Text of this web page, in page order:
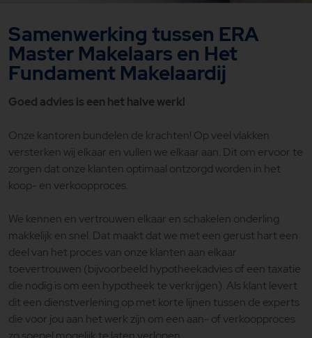
Samenwerking tussen ERA
Master Makelaars en Het
Fundament Makelaardij
Goed advies is een het halve werk!
Onze kantoren bundelen de krachten! Op veel vlakken
versterken wij elkaar en vullen we elkaar aan. Dit om ervoor te
zorgen dat onze klanten optimaal ontzorgd worden in het
koop- en verkoopproces.
We kennen en vertrouwen elkaar en schakelen onderling
makkelijk en snel. Dat maakt dat we met een gerust hart een
deel van het proces van onze klanten aan elkaar
toevertrouwen (bijvoorbeeld hypotheekadvies of een taxatie
die nodig is om een hypotheek te verkrijgen). Als klant levert
dit een dienstverlening op met korte lijnen tussen de experts
die voor jou aan het werk zijn om een aan- of verkoopproces